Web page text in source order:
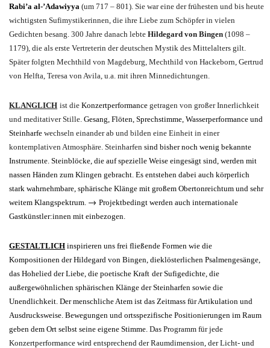
Rabi’a al-’Adawiyya (um 717 – 801). Sie war eine der frühesten und bis heute
wichtigsten Sufimystikerinnen, die ihre Liebe zum Schöpfer in vielen
Gedichten besang. 300 Jahre danach lebte Hildegard von Bingen (1098 –
1179), die als erste Vertreterin der deutschen Mystik des Mittelalters gilt.
Später folgten Mechthild von Magdeburg, Mechthild von Hackeborn, Gertrud
von Helfta, Teresa von Avila, u.a. mit ihren Minnedichtungen.
KLANGLICH ist die Konzertperformance getragen von großer Innerlichkeit
und meditativer Stille. Gesang, Flöten, Sprechstimme, Wasserperformance und
Steinharfe wechseln einander ab und bilden eine Einheit in einer
kontemplativen Atmosphäre. Steinharfen sind bisher noch wenig bekannte
Instrumente. Steinblöcke, die auf spezielle Weise eingesägt sind, werden mit
nassen Händen zum Klingen gebracht. Es entstehen dabei auch körperlich
stark wahrnehmbare, sphärische Klänge mit großem Obertonreichtum und sehr
weitem Klangspektrum. → Projektbedingt werden auch internationale
Gastkünstler:innen mit einbezogen.
GESTALTLICH inspirieren uns frei fließende Formen wie die
Kompositionen der Hildegard von Bingen, dieklösterlichen Psalmengesänge,
das Hohelied der Liebe, die poetische Kraft der Sufigedichte, die
außergewöhnlichen sphärischen Klänge der Steinharfen sowie die
Unendlichkeit. Dermenschliche Atem ist das Zeitmass für Artikulation und
Ausdrucksweise. Bewegungen und ortsspezifische Positionierungen im Raum
geben dem Ort selbst seine eigene Stimme. Das Programm für jede
Konzertperformance wird entsprechend der Raumdimension, der Licht- und